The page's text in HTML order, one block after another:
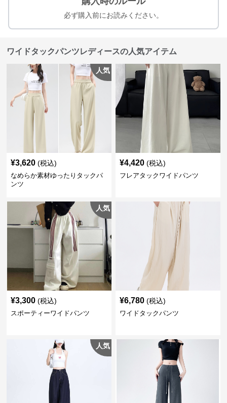
必ず購入前にお読みください。
ワイドタックパンツレディースの人気アイテム
人気
¥3,620 (税込)
なめらか素材ゆったりタックパ
ンツ
¥4,420 (税込)
フレアタックワイドパンツ
人気
¥3,300 (税込)
スポーティーワイドパンツ
¥6,780 (税込)
ワイドタックパンツ
人気